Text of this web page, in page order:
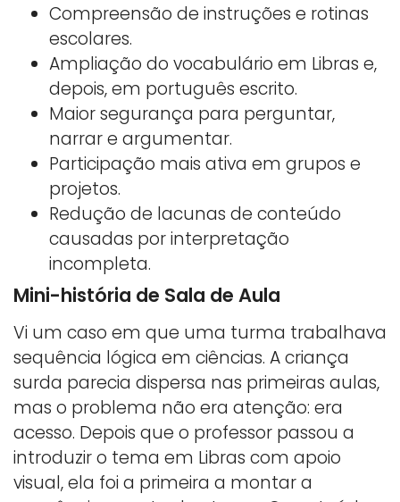
Compreensão de instruções e rotinas
escolares.
Ampliação do vocabulário em Libras e,
depois, em português escrito.
Maior segurança para perguntar,
narrar e argumentar.
Participação mais ativa em grupos e
projetos.
Redução de lacunas de conteúdo
causadas por interpretação
incompleta.
Mini-história de Sala de Aula
Vi um caso em que uma turma trabalhava
sequência lógica em ciências. A criança
surda parecia dispersa nas primeiras aulas,
mas o problema não era atenção: era
acesso. Depois que o professor passou a
introduzir o tema em Libras com apoio
visual, ela foi a primeira a montar a